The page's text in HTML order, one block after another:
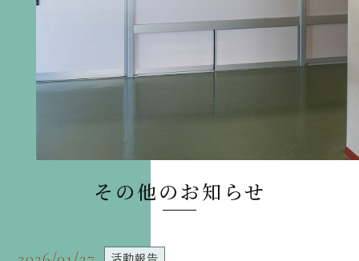
その他のお知らせ
活動報告